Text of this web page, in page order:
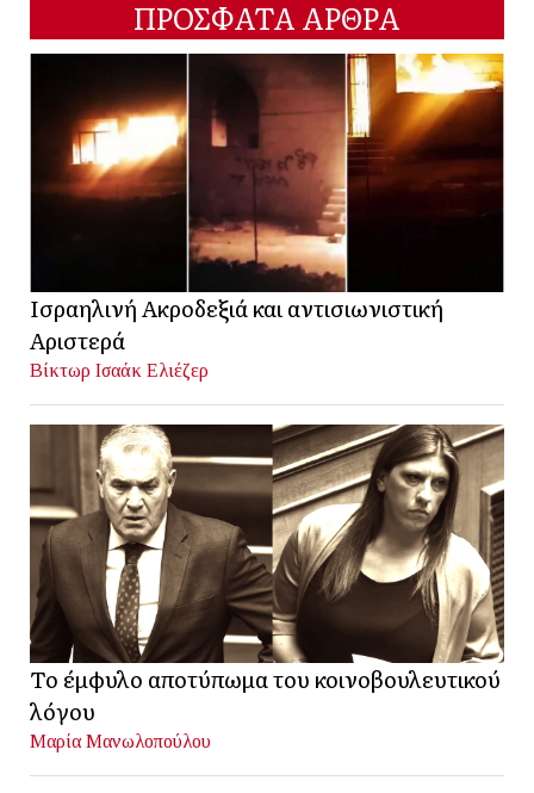
ΠΡΟΣΦΑΤΑ ΑΡΘΡΑ
Ισραηλινή Ακροδεξιά και αντισιωνιστική
Αριστερά
Βίκτωρ Ισαάκ Ελιέζερ
Το έμφυλο αποτύπωμα του κοινοβουλευτικού
λόγου
Μαρία Μανωλοπούλου